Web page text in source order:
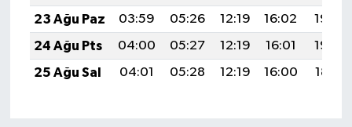
23 Ağu Paz
03:59 05:26 12:19 16:02
19:02
24 Ağu Pts
04:00 05:27 12:19 16:01
19:00
25 Ağu Sal
04:01 05:28 12:19 16:00 18:59